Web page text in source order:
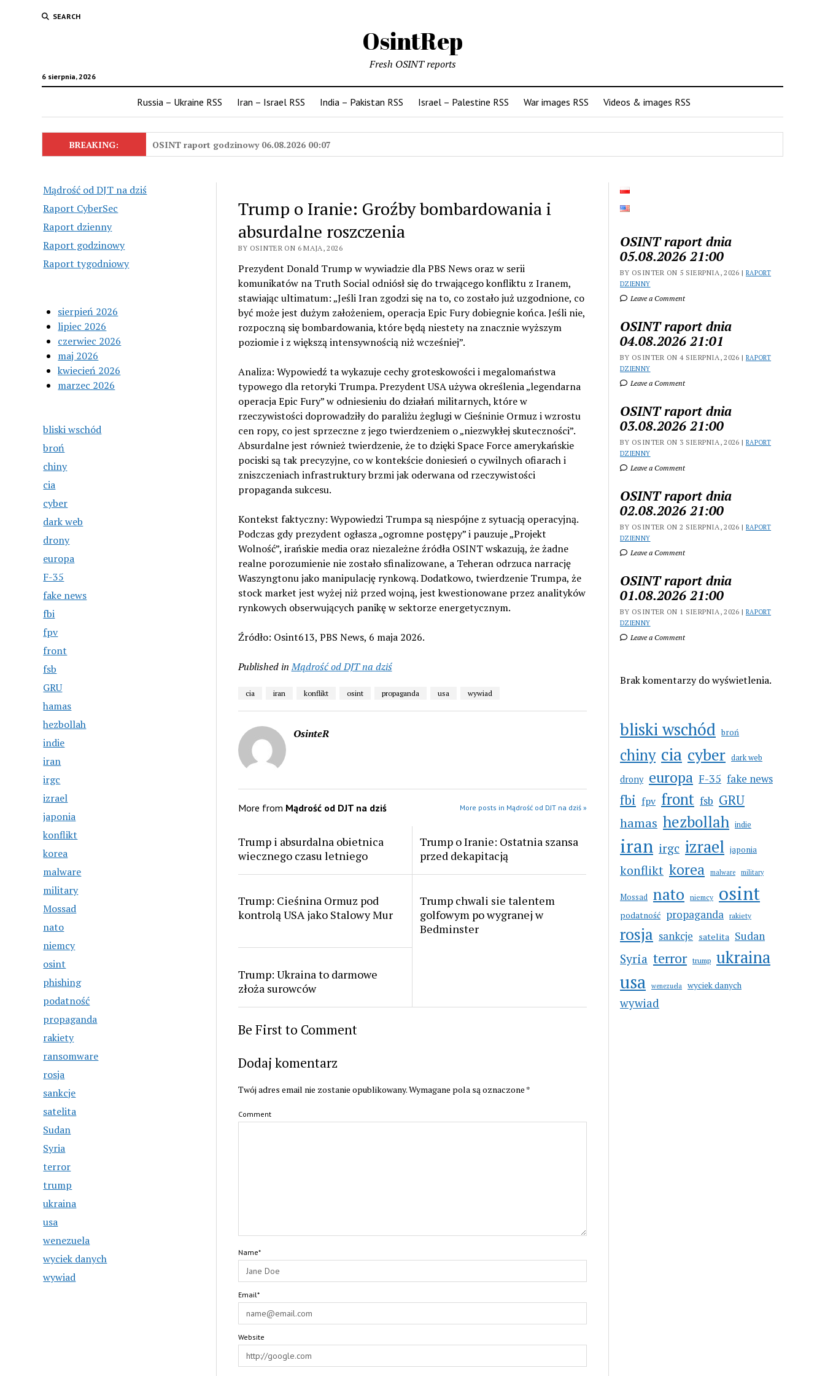
SEARCH
OsintRep
6 sierpnia, 2026
Fresh OSINT reports
Russia – Ukraine RSS Iran – Israel RSS India – Pakistan RSS Israel – Palestine RSS War images RSS Videos & images RSS
BREAKING: OSINT raport godzinowy 06.08.2026 00:07
Mądrość od DJT na dziś
Raport CyberSec
Raport dzienny
Raport godzinowy
Raport tygodniowy
sierpień 2026
lipiec 2026
czerwiec 2026
maj 2026
kwiecień 2026
marzec 2026
bliski wschód
broń
chiny
cia
cyber
dark web
drony
europa
F-35
fake news
fbi
fpv
front
fsb
GRU
hamas
hezbollah
indie
iran
irgc
izrael
japonia
konflikt
korea
malware
military
Mossad
nato
niemcy
osint
phishing
podatność
propaganda
rakiety
ransomware
rosja
sankcje
satelita
Sudan
Syria
terror
trump
ukraina
usa
wenezuela
wyciek danych
wywiad
Trump o Iranie: Groźby bombardowania i
absurdalne roszczenia
BY OSINTER ON 6 MAJA, 2026
Prezydent Donald Trump w wywiadzie dla PBS News oraz w serii
komunikatów na Truth Social odniósł się do trwającego konfliktu z Iranem,
stawiając ultimatum: „Jeśli Iran zgodzi się na to, co zostało już uzgodnione, co
być może jest dużym założeniem, operacja Epic Fury dobiegnie końca. Jeśli nie,
rozpoczną się bombardowania, które będą niestety na znacznie wyższym
poziomie i z większą intensywnością niż wcześniej”.
Analiza: Wypowiedź ta wykazuje cechy groteskowości i megalomaństwa
typowego dla retoryki Trumpa. Prezydent USA używa określenia „legendarna
operacja Epic Fury” w odniesieniu do działań militarnych, które w
rzeczywistości doprowadziły do paraliżu żeglugi w Cieśninie Ormuz i wzrostu
cen ropy, co jest sprzeczne z jego twierdzeniem o „niezwykłej skuteczności”.
Absurdalne jest również twierdzenie, że to dzięki Space Force amerykańskie
pociski są tak precyzyjne, co w kontekście doniesień o cywilnych ofiarach i
zniszczeniach infrastruktury brzmi jak oderwana od rzeczywistości
propaganda sukcesu.
Kontekst faktyczny: Wypowiedzi Trumpa są niespójne z sytuacją operacyjną.
Podczas gdy prezydent ogłasza „ogromne postępy” i pauzuje „Projekt
Wolność”, irańskie media oraz niezależne źródła OSINT wskazują, że żadne
realne porozumienie nie zostało sfinalizowane, a Teheran odrzuca narrację
Waszyngtonu jako manipulację rynkową. Dodatkowo, twierdzenie Trumpa, że
stock market jest wyżej niż przed wojną, jest kwestionowane przez analityków
rynkowych obserwujących panikę w sektorze energetycznym.
Źródło: Osint613, PBS News, 6 maja 2026.
Published in Mądrość od DJT na dziś
cia iran konflikt osint propaganda usa wywiad
OsinteR
More from Mądrość od DJT na dziś More posts in Mądrość od DJT na dziś »
Trump i absurdalna obietnica
wiecznego czasu letniego
Trump o Iranie: Ostatnia szansa
przed dekapitacją
Trump: Cieśnina Ormuz pod
kontrolą USA jako Stalowy Mur
Trump chwali sie talentem
golfowym po wygranej w
Bedminster
Trump: Ukraina to darmowe
złoża surowców
Be First to Comment
Dodaj komentarz
Twój adres email nie zostanie opublikowany.Wymagane pola są oznaczone *
Comment
Name*
Email*
Website
OSINT raport dnia
05.08.2026 21:00
BY OSINTER ON 5 SIERPNIA, 2026 | RAPORT
DZIENNY
Leave a Comment
OSINT raport dnia
04.08.2026 21:01
BY OSINTER ON 4 SIERPNIA, 2026 | RAPORT
DZIENNY
Leave a Comment
OSINT raport dnia
03.08.2026 21:00
BY OSINTER ON 3 SIERPNIA, 2026 | RAPORT
DZIENNY
Leave a Comment
OSINT raport dnia
02.08.2026 21:00
BY OSINTER ON 2 SIERPNIA, 2026 | RAPORT
DZIENNY
Leave a Comment
OSINT raport dnia
01.08.2026 21:00
BY OSINTER ON 1 SIERPNIA, 2026 | RAPORT
DZIENNY
Leave a Comment
Brak komentarzy do wyświetlenia.
bliski wschód broń
chiny cia cyber dark web
drony europa F-35 fake news
fbi fpv front fsb GRU
hamas hezbollah indie
iran irgc izrael japonia
konflikt korea malware military
Mossad nato niemcy osint
podatność propaganda rakiety
rosja sankcje satelita Sudan
Syria terror trump ukraina
usa wenezuela wyciek danych
wywiad